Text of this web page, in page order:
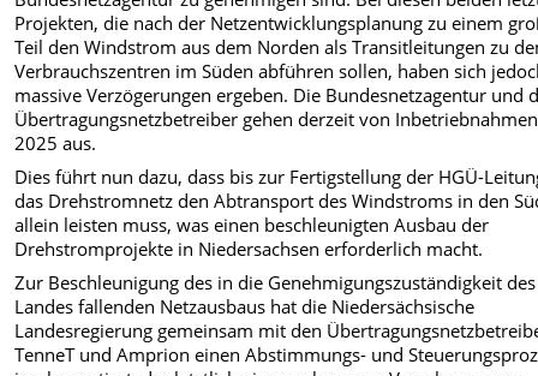
Projekten, die nach der Netzentwicklungsplanung zu einem
Teil den Windstrom aus dem Norden als Transitleitungen zu
Verbrauchszentren im Süden abführen sollen, haben sich
massive Verzögerungen ergeben. Die Bundesnetzagentur und
Übertragungsnetzbetreiber gehen derzeit von
2025 aus.
Dies führt nun dazu, dass bis zur Fertigstellung der HGÜ-
das Drehstromnetz den Abtransport des Windstroms in den
allein leisten muss, was einen beschleunigten Ausbau der
Drehstromprojekte in Niedersachsen erforderlich macht.
Zur Beschleunigung des in die Genehmigungszuständigkeit des
Landes fallenden Netzausbaus hat die Niedersächsische
Landesregierung gemeinsam mit den
TenneT und Amprion einen Abstimmungs- und